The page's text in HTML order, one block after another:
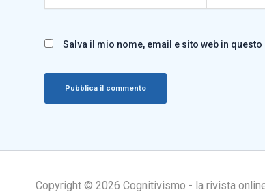
Salva il mio nome, email e sito web in
Copyright © 2026 Cognitivismo - la rivista